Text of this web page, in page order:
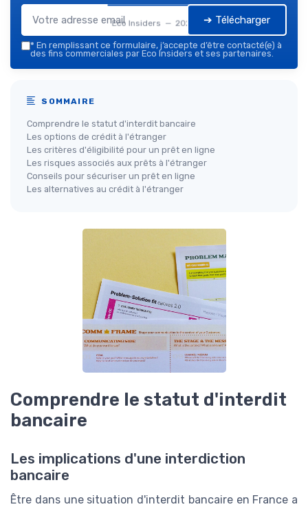
Eco Insiders — 2026 ➔ Télécharger
* En remplissant ce formulaire, j’accepte d’être contacté(e) à
des fins commerciales par Eco Insiders et ses partenaires.
SOMMAIRE
Comprendre le statut d'interdit bancaire
Les options de crédit à l'étranger
Les critères d'éligibilité pour un prêt en ligne
Les risques associés aux prêts à l'étranger
Conseils pour sécuriser un prêt en ligne
Les alternatives au crédit à l'étranger
Comprendre le statut d'interdit
bancaire
Les implications d'une interdiction
bancaire
Être dans une situation d'interdit bancaire en France a